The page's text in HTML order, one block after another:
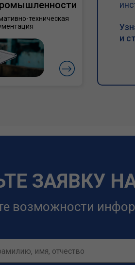
техническая
и
возможности
ЗАЯВКУ